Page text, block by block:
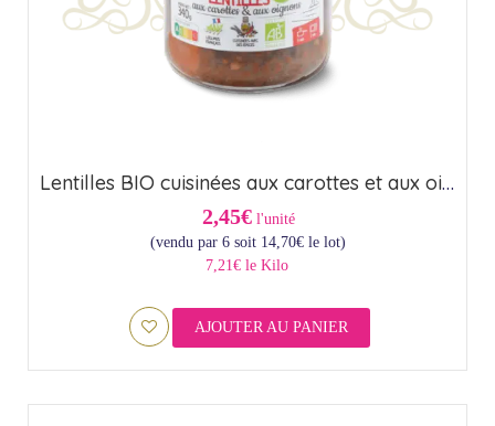
Lentilles BIO cuisinées aux carottes et aux oignons – Origine France (37cl)
2,45€ l'unité
(vendu par 6 soit 14,70€le lot)
7,21€ le Kilo
AJOUTER AU PANIER